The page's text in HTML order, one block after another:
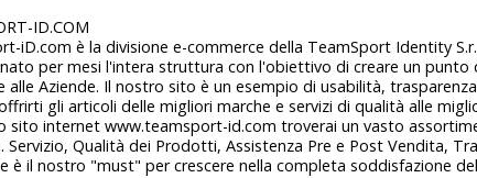
ID.COM
iD.com è la divisione e-commerce della TeamSport Identity
per mesi l'intera struttura con l'obiettivo di creare un punto
alle Aziende. Il nostro sito è un esempio di usabilità,
gli articoli delle migliori marche e servizi di qualità alle
sito internet www.teamsport-id.com troverai un vasto
Servizio, Qualità dei Prodotti, Assistenza Pre e Post Vendita,
è il nostro "must" per crescere nella completa soddisfazione